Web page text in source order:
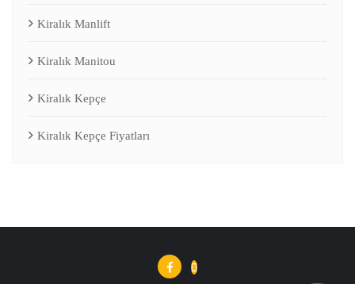
Kiralık Manlift
Kiralık Manitou
Kiralık Kepçe
Kiralık Kepçe Fiyatları